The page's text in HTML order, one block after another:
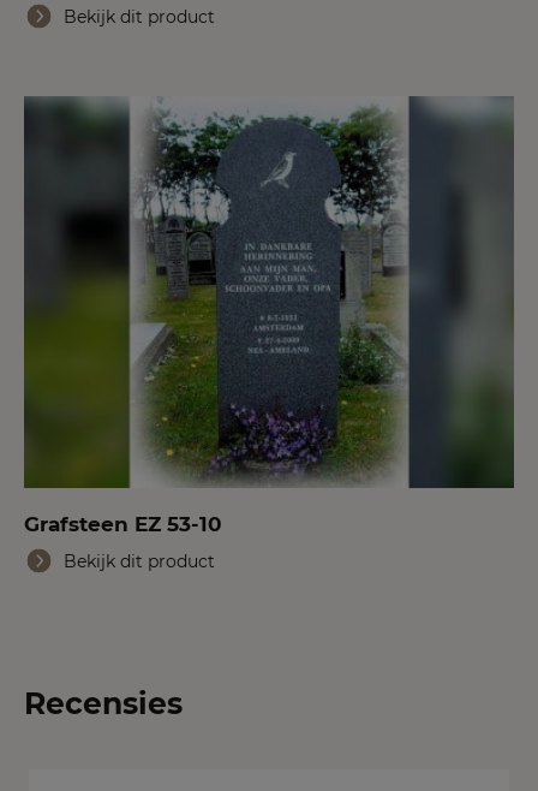
Bekijk dit product
Grafsteen EZ 53-10
Bekijk dit product
Recensies